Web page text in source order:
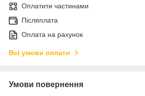
Оплатити частинами
Післяплата
Оплата на рахунок
Всі умови оплати
Умови повернення